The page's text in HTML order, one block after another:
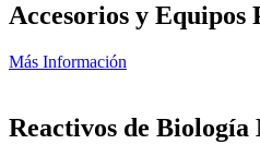
Accesorios y
Más Información
Reactivos de